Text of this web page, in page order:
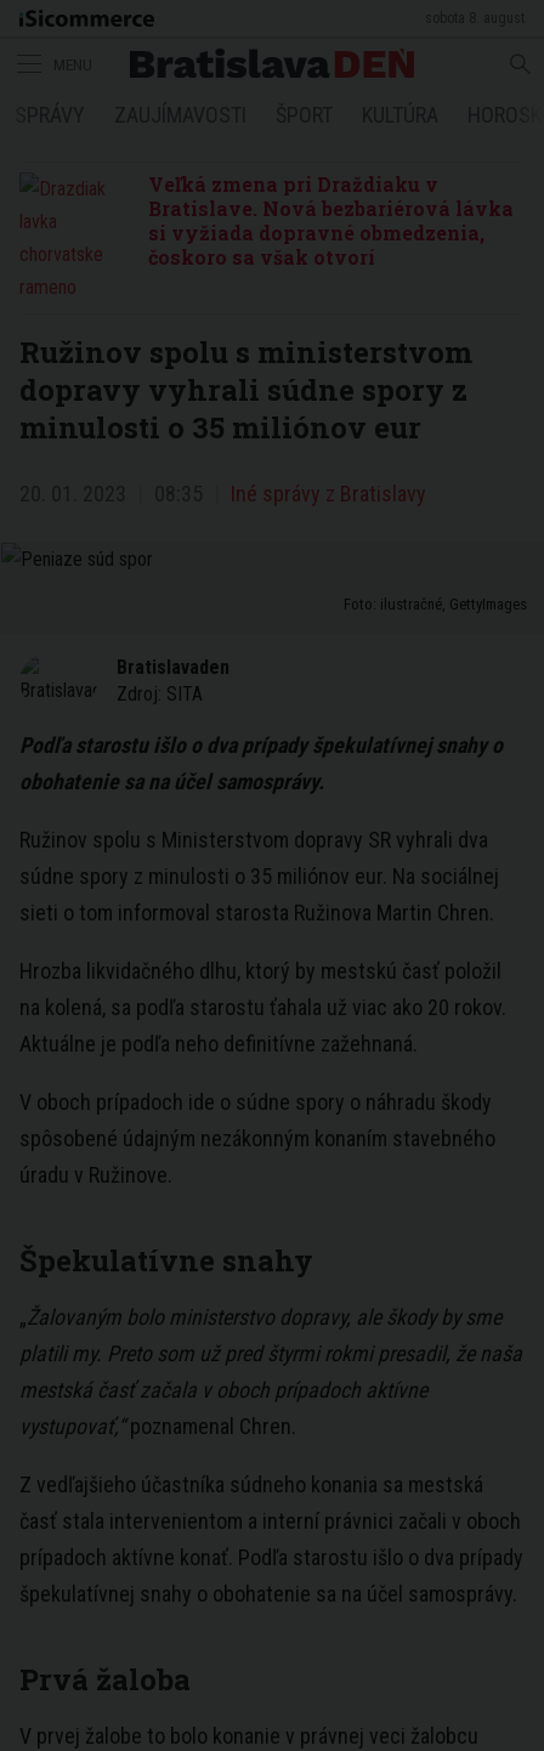
Veľká zmena pri Draždiaku v
Bratislave. Nová bezbariérová lávka
si vyžiada dopravné obmedzenia,
čoskoro sa však otvorí
Ružinov spolu s ministerstvom
dopravy vyhrali súdne spory z
minulosti o 35 miliónov eur
Iné správy z Bratislavy
Foto: ilustračné, GettyImages
Bratislavaden
Zdroj: SITA
Podľa starostu išlo o dva prípady špekulatívnej snahy o
obohatenie sa na účel samosprávy.
Ružinov spolu s Ministerstvom dopravy SR vyhrali dva
súdne spory z minulosti o 35 miliónov eur. Na sociálnej
sieti o tom informoval starosta Ružinova Martin Chren.
Hrozba likvidačného dlhu, ktorý by mestskú časť položil
na kolená, sa podľa starostu ťahala už viac ako 20 rokov.
Aktuálne je podľa neho definitívne zažehnaná.
V oboch prípadoch ide o súdne spory o náhradu škody
spôsobené údajným nezákonným konaním stavebného
úradu v Ružinove.
Špekulatívne snahy
„Žalovaným bolo ministerstvo dopravy, ale škody by sme
platili my. Preto som už pred štyrmi rokmi presadil, že naša
mestská časť začala v oboch prípadoch aktívne
vystupovať,“poznamenal Chren.
Z vedľajšieho účastníka súdneho konania sa mestská
časť stala intervenientom a interní právnici začali v oboch
prípadoch aktívne konať. Podľa starostu išlo o dva prípady
špekulatívnej snahy o obohatenie sa na účel samosprávy.
Prvá žaloba
V prvej žalobe to bolo konanie v právnej veci žalobcu